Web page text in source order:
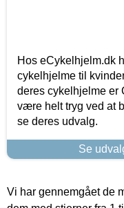
Hos eCykelhjelm.dk
cykelhjelme til
deres cykelhjelme er
være helt tryg ved at
se deres udvalg.
Se
Vi har gennemgået de